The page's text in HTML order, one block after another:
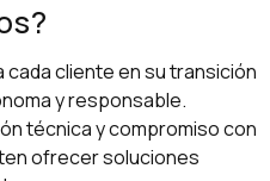
cada cliente en su transición
y responsable.
técnica y compromiso con
ofrecer soluciones